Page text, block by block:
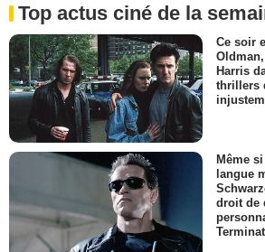
Top actus ciné de la
Ce soir
Harris
thrillers
Même
langue
droit de